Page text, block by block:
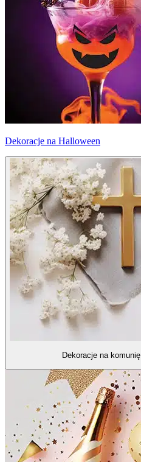
Dekoracje na Halloween
Dekoracje na komunię